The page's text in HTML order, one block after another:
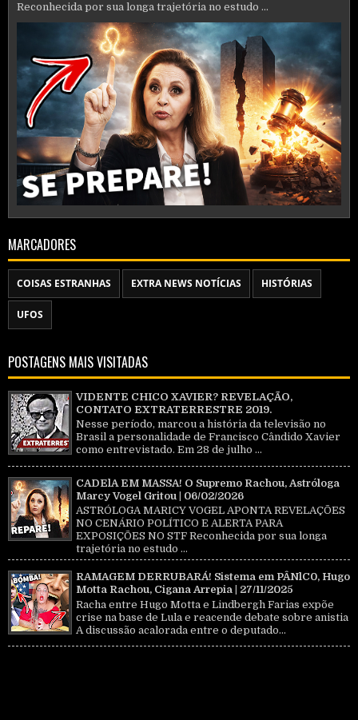
Reconhecida por sua longa trajetória no estudo ...
MARCADORES
COISAS ESTRANHAS EXTRA NEWS NOTÍCIAS HISTÓRIAS
UFOS
POSTAGENS MAIS VISITADAS
VIDENTE CHICO XAVIER? REVELAÇÃO,
CONTATO EXTRATERRESTRE 2019.
Nesse período, marcou a história da televisão no
Brasil a personalidade de Francisco Cândido Xavier
como entrevistado. Em 28 de julho ...
CADElA EM MASSA! O Supremo Rachou, Astróloga
Marcy Vogel Gritou | 06/02/2026
ASTRÓLOGA MARICY VOGEL APONTA REVELAÇÕES
NO CENÁRIO POLÍTICO E ALERTA PARA
EXPOSIÇÕES NO STF Reconhecida por sua longa
trajetória no estudo ...
RAMAGEM DERRUBARÁ! Sistema em PÂNlC0, Hugo
Motta Rachou, Cigana Arrepia | 27/11/2025
Racha entre Hugo Motta e Lindbergh Farias expõe
crise na base de Lula e reacende debate sobre anistia
A discussão acalorada entre o deputado...